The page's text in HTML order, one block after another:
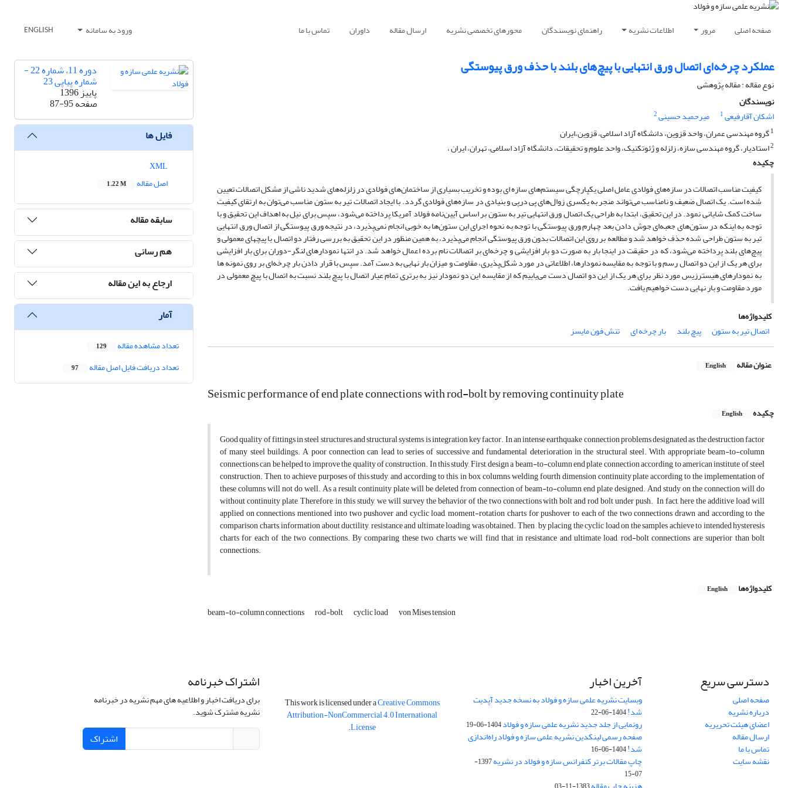
صفحه اصلی مرور اطلاعات نشریه راهنمای نویسندگان محورهای تخصصی نشریه ارسال مقاله داوران تماس با ما ورود به سامانه ENGLISH
عملکرد چرخه‌ای اتصال ورق انتهایی با پیچ‌های بلند با حذف ورق پیوستگی
نوع مقاله : مقاله پژوهشی
نویسندگان
اشکان آقارفیعی1 میرحمید حسینی2
1گروه مهندسی عمران، واحد قزوین، دانشگاه آزاد اسلامی، قزوین،ایران
2استادیار، گروه مهندسی سازه، زلزله و ژئوتکنیک، واحد علوم و تحقیقات، دانشگاه آزاد اسلامی، تهران، ایران ،
چکیده
کیفیت مناسب اتصالات در سازه‌های فولادی عامل اصلی یکپارچگی سیستم‌­های سازه­ ای بوده و تخریب بسیاری از ساختمان­‌های فولادی در زلزله­‌های شدید ناشی از مشکل اتصالات تعیین
شده است. یک اتصال ضعیف و نامناسب می­‌تواند منجر به یکسری زوال‌‌های پی درپی و بنیادی در سازه‌های فولادی گردد. با ایجاد اتصالات تیر به ستون مناسب می‌­توان به ارتقای کیفیت
ساخت کمک شایانی نمود. در این تحقیق، ابتدا به طراحی یک اتصال ورق انتهایی تیر به ستون بر اساس آیین‌نامه فولاد آمریکا پرداخته می‌­شود، سپس برای نیل به اهداف این تحقیق و با
توجه به اینکه در ستون‌­های جعبه‌ای جوش دادن بعد چهارم ورق پیوستگی با توجه به نحوه اجرای این ستون‌­ها به خوبی انجام نمی‌پذیرد، در نتیجه ورق پیوستگی از اتصال ورق انتهایی
تیر به ستون طراحی شده حذف خواهد شد و مطالعه بر روی این اتصالات بدون ورق پیوستگی انجام می‌­پذیرد، به همین منظور در این تحقیق به بررسی رفتار دو اتصال با پیچ­های معمولی و
پیچ­‌های بلند پرداخته می­‌شود، که در حقیقت در اینجا بار به صورت دو بار افزایشی و چرخه‌ای بر اتصالات نام برده اعمال خواهد شد. در انتها نمودار­های لنگر-دوران برای بار افزایشی
برای هر یک از این دو اتصال رسم و با توجه به مقایسه نمودار­ها، اطلاعاتی در مورد شکل‌پذیری، مقاومت و میزان بار نهایی به دست آمد. سپس با قرار دادن بار چرخه­‌ای بر روی نمونه­ ها
به نمودار‌های هیسترزیس مورد نظر برای هر یک از این دو اتصال دست می‌­یابیم که از مقایسه این دو نمودار نیز به برتری تمام عیار اتصال با پیچ بلند نسبت به اتصال با پیچ معمولی در
مورد مقاومت و بار نهایی دست خواهیم یافت.
کلیدواژه‌ها
اتصال تیر به ستون
پیچ بلند بار چرخه ای تنش فون مایسز
عنوان مقاله English
Seismic performance of end plate connections with rod-bolt by removing continuity plate
چکیده English
Good quality of fittings in steel structures and structural systems is integration key factor. In an intense earthquake connection problems designated as the destruction factor
of many steel buildings. A poor connection can lead to series of successive and fundamental deterioration in the structural steel. With appropriate beam-to-column
connections can be helped to improve the quality of construction. In this study, First, design a beam-to-column end plate connection according to american institute of steel
construction. Then, to achieve purposes of this study, and according to this, in box columns welding fourth dimension continuity plate according to the implementation of
these columns will not do well. As a result continuity plate will be deleted from connection of beam-to-column end plate designed. And study on the connection will do
without continuity plate, Therefore, in this study, we will survey the behavior of the two connections with bolt and rod bolt under push. In fact, here the additive load will
applied on connections mentioned into two pushover and cyclic load, moment-rotation charts for pushover to each of the two connections drawn and according to the
comparison charts, information about ductility, resistance and ultimate loading was obtained. Then , by placing the cyclic load on the samples achieve to intended hysteresis
charts for each of the two connections. By comparing these two charts we will find that in resistance and ultimate load, rod-bolt connections are superior than bolt
connections.
کلیدواژه‌ها English
beam-to-column connections rod-bolt cyclic load von Mises tension
دوره 11، شماره 22 -
شماره پیاپی 23
پاییز 1396
صفحه87-95
فایل ها
اصل مقاله
1.22 M
سابقه مقاله
هم رسانی
ارجاع به این مقاله
آمار
تعداد مشاهده مقاله 129
تعداد دریافت فایل اصل مقاله 97
دسترسی سریع
صفحه اصلی
درباره نشریه
اعضای هیئت تحریریه
ارسال مقاله
تماس با ما
نقشه سایت
آخرین اخبار
وبسایت نشریه علمی سازه و فولاد به نسخه جدید آپدیت
شد!1404-06-22
رونمایی از جلد جدید نشریه علمی سازه و فولاد1404-06-19
صفحه رسمی لینکدین نشریه علمی سازه و فولاد راه‌اندازی
شد!1404-06-16
چاپ مقالات برتر کنفرانس سازه و فولاد در نشریه
1397-
07-15
This work is licensed under aCreative Commons
Attribution-NonCommercial 4.0 International
License
.
اشتراک خبرنامه
برای دریافت اخبار و اطلاعیه های مهم نشریه در خبرنامه
نشریه مشترک شوید.
اشتراک